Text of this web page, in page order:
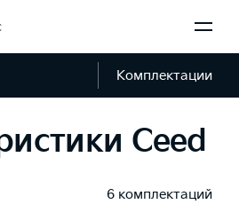
Комплектации
Ceed
6 комплектаций
Передний
с